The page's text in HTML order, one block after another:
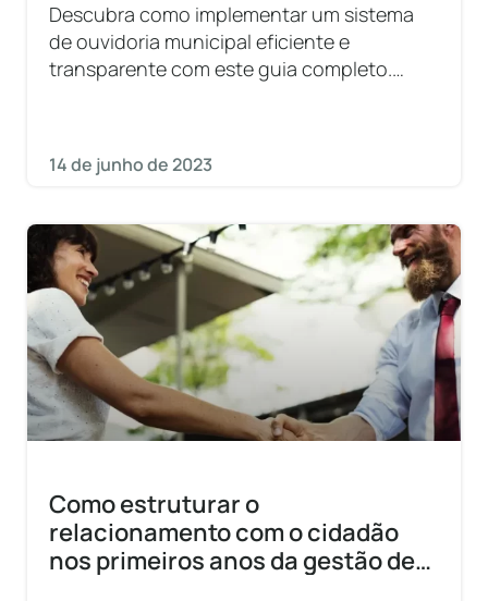
Descubra como implementar um sistema
de ouvidoria municipal eficiente e
transparente com este guia completo.
14 de junho de 2023
Como estruturar o
relacionamento com o cidadão
nos primeiros anos da gestão de